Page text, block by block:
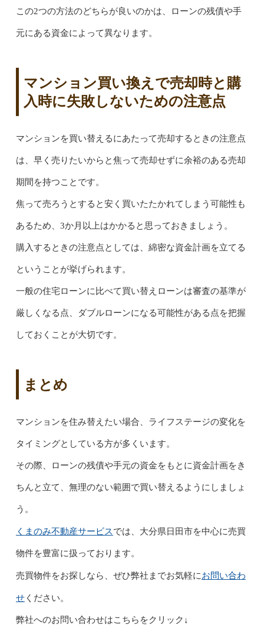
この2つの方法のどちらが良いのかは、ローンの残債や手
元にある資金によって異なります。
マンション買い換えで売却時と購
入時に失敗しないための注意点
マンションを買い替えるにあたって売却するときの注意点
は、早く売りたいからと焦って売却せずに余裕のある売却
期間を持つことです。
焦って売ろうとすると安く買いたたかれてしまう可能性も
あるため、3か月以上はかかると思っておきましょう。
購入するときの注意点としては、綿密な資金計画を立てる
ということが挙げられます。
一般の住宅ローンに比べて買い替えローンは審査の基準が
厳しくなる点、ダブルローンになる可能性がある点を把握
しておくことが大切です。
まとめ
マンションを住み替えたい場合、ライフステージの変化を
タイミングとしている方が多くいます。
その際、ローンの残債や手元の資金をもとに資金計画をき
ちんと立て、無理のない範囲で買い替えるようにしましょ
う。
くまのみ不動産サービスでは、大分県日田市を中心に売買
物件を豊富に扱っております。
売買物件をお探しなら、ぜひ弊社までお気軽にお問い合わ
せください。
弊社へのお問い合わせはこちらをクリック↓